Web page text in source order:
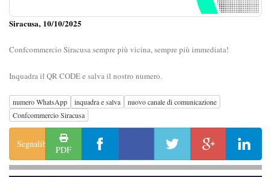
Siracusa, 10/10/2025
Confcommercio Siracusa sempre più vicina, sempre più immediata!
Inquadra il QR CODE e salva il nostro numero.
numero WhatsApp inquadra e salva
nuovo canale di comunicazione
Confcommercio Siracusa
Segnalibro
PDF